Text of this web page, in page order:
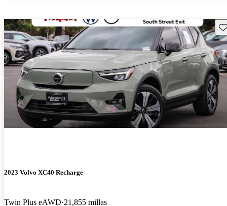
2023 Volvo XC40 Recharge
Twin Plus eAWD 21,855 millas